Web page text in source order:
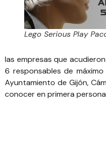
Lego Serious Play
las empresas que
6 responsables de
Ayuntamiento de Gijón,
conocer en primera